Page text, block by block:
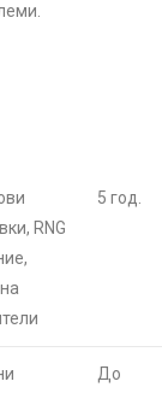
RNG
5 год.
До